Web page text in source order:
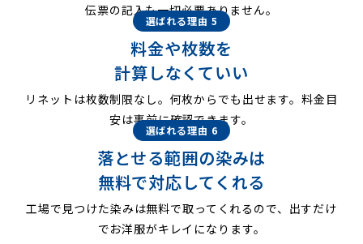
伝票の記入も一切必要ありません。
選ばれる理由 5
料金や枚数を
計算しなくていい
リネットは枚数制限なし。何枚からでも出せます。料金目
安は事前に確認できます。
選ばれる理由 6
落とせる範囲の染みは
無料で対応してくれる
工場で見つけた染みは無料で取ってくれるので、出すだけ
でお洋服がキレイになります。